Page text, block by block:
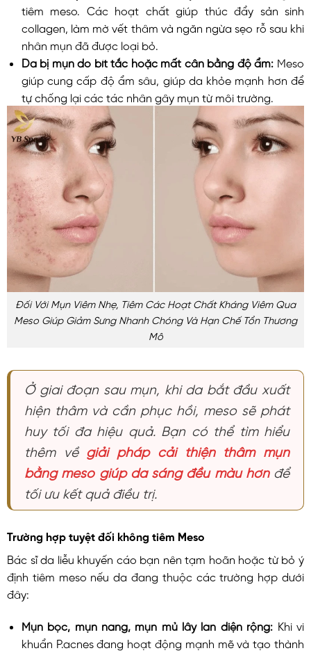
tiêm meso. Các hoạt chất giúp thúc đẩy sản sinh
collagen, làm mờ vết thâm và ngăn ngừa sẹo rỗ sau khi
nhân mụn đã được loại bỏ.
Da bị mụn do bít tắc hoặc mất cân bằng độ ẩm: Meso
giúp cung cấp độ ẩm sâu, giúp da khỏe mạnh hơn để
tự chống lại các tác nhân gây mụn từ môi trường.
Đối Với Mụn Viêm Nhẹ, Tiêm Các Hoạt Chất Kháng Viêm Qua
Meso Giúp Giảm Sưng Nhanh Chóng Và Hạn Chế Tổn Thương
Mô
Ở giai đoạn sau mụn, khi da bắt đầu xuất
hiện thâm và cần phục hồi, meso sẽ phát
huy tối đa hiệu quả. Bạn có thể tìm hiểu
thêm về giải pháp cải thiện thâm mụn
bằng meso giúp da sáng đều màu hơnđể
tối ưu kết quả điều trị.
Trường hợp tuyệt đối không tiêm Meso
Bác sĩ da liễu khuyến cáo bạn nên tạm hoãn hoặc từ bỏ ý
định tiêm meso nếu da đang thuộc các trường hợp dưới
đây:
Mụn bọc, mụn nang, mụn mủ lây lan diện rộng: Khi vi
khuẩn P.acnes đang hoạt động mạnh mẽ và tạo thành